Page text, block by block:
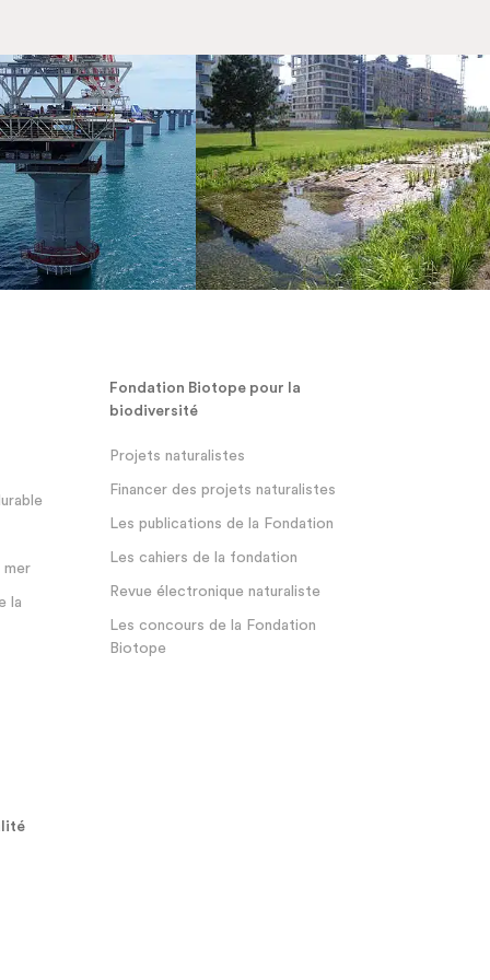
mer
la
Fondation Biotope pour la
biodiversité
Projets naturalistes
Financer des projets naturalistes
Les publications de la Fondation
Les cahiers de la fondation
Revue électronique naturaliste
Les concours de la Fondation
Biotope